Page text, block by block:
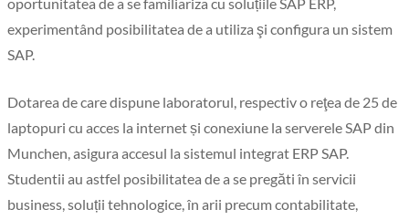
experimentând posibilitatea de a utiliza şi configura un sistem
SAP.
Dotarea de care dispune laboratorul, respectiv o reţea de 25 de
laptopuri cu acces la internet și conexiune la serverele SAP din
Munchen, asigura accesul la sistemul integrat ERP SAP.
Studentii au astfel posibilitatea de a se pregăti în servicii
business, soluții tehnologice, în arii precum contabilitate,